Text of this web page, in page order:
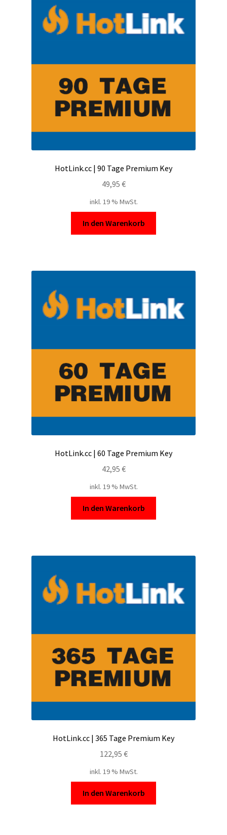
Zahlungsarten
HotLink.cc | 90 Tage Premium Key
49,95 €
inkl. 19 % MwSt.
In den Warenkorb
HotLink.cc | 60 Tage Premium Key
42,95 €
inkl. 19 % MwSt.
In den Warenkorb
HotLink.cc | 365 Tage Premium Key
122,95 €
inkl. 19 % MwSt.
In den Warenkorb